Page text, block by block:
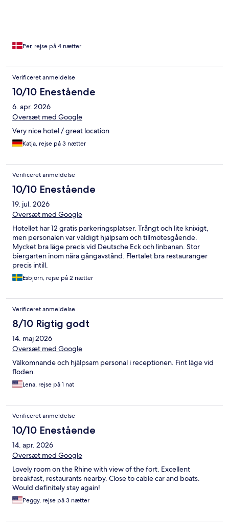
Per, rejse på 4 nætter
Verificeret anmeldelse
10/10 Enestående
6. apr. 2026
Oversæt med Google
Very nice hotel / great location
Katja, rejse på 3 nætter
Verificeret anmeldelse
10/10 Enestående
19. jul. 2026
Oversæt med Google
Hotellet har 12 gratis parkeringsplatser. Trångt och lite knixigt,
men personalen var väldigt hjälpsam och tillmötesgående.
Mycket bra läge precis vid Deutsche Eck och linbanan. Stor
biergarten inom nära gångavstånd. Flertalet bra restauranger
precis intill.
Esbjörn, rejse på 2 nætter
Verificeret anmeldelse
8/10 Rigtig godt
14. maj 2026
Oversæt med Google
Välkomnande och hjälpsam personal i receptionen. Fint läge vid
floden.
Lena, rejse på 1 nat
Verificeret anmeldelse
10/10 Enestående
14. apr. 2026
Oversæt med Google
Lovely room on the Rhine with view of the fort. Excellent
breakfast, restaurants nearby. Close to cable car and boats.
Would definitely stay again!
Peggy, rejse på 3 nætter